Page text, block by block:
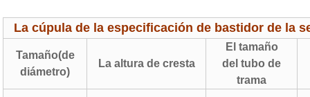
La cúpula de la especificación de bastidor de la
Tamaño(de
diámetro)
La altura de cresta
El tamaño
del tubo de
trama